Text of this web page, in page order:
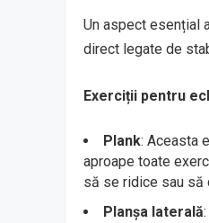
Un aspect esențial
direct legate de
Exerciții pentru
Plank: Aceasta
aproape toate
să se ridice sau să
Planșa laterală